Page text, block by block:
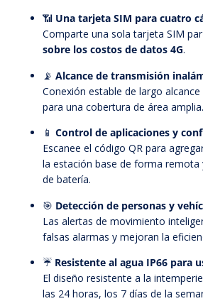
📶 Una tarjeta SIM para cuatro
Comparte una sola tarjeta SIM
sobre los costos de datos 4G.
📡 Alcance de transmisión
Conexión estable de largo
para una cobertura de área amplia.
📱 Control de aplicaciones y
Escanee el código QR para
la estación base de forma remota
de batería.
🎯 Detección de personas y
Las alertas de movimiento
falsas alarmas y mejoran la
☔ Resistente al agua IP66 para
El diseño resistente a la
las 24 horas, los 7 días de la